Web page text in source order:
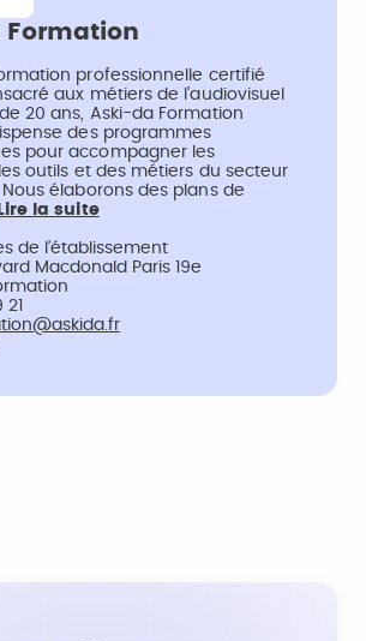
professionnelle certifié
aux métiers de l’audiovisuel
20 ans, Aski-da Formation
des programmes
pour accompagner les
outils et des métiers du secteur
élaborons des plans de
Lire la suite
de l’établissement
Macdonald Paris 19e